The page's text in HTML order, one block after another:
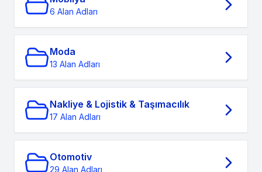
6 Alan Adları
Moda
13 Alan Adları
Nakliye & Lojistik & Taşımacılık
17 Alan Adları
Otomotiv
29 Alan Adları